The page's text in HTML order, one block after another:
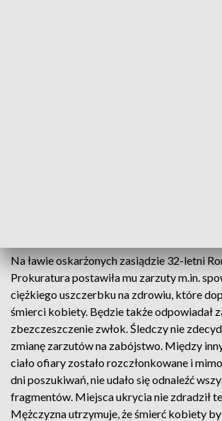
Na ławie oskarżonych zasiądzie 32-letni
Prokuratura postawiła mu zarzuty m.in.
ciężkiego uszczerbku na zdrowiu, które
śmierci kobiety. Będzie także odpowiadał
zbezczeszczenie zwłok. Śledczy nie
zmianę zarzutów na zabójstwo. Między
ciało ofiary zostało rozczłonkowane i
dni poszukiwań, nie udało się odnaleźć
fragmentów. Miejsca ukrycia nie zdradził
Mężczyzna utrzymuje, że śmierć kobiety